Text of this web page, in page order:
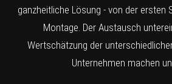
ganzheitliche Lösung - von der ersten
Montage. Der Austausch
Wertschätzung der
Unternehmen machen